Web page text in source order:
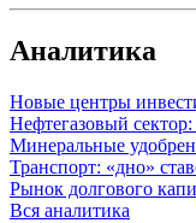
Аналитика
Новые центры
Нефтегазовый
Минеральные
Транспорт: «дно»
Рынок долгового
Вся аналитика